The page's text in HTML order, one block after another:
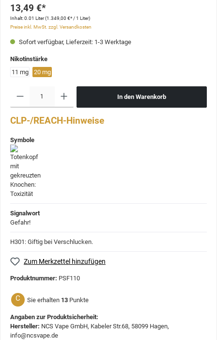
13,49 €*
Inhalt:0.01 Liter(1.349,00 €* / 1 Liter)
Preise inkl. MwSt. zzgl. Versandkosten
Sofort verfügbar, Lieferzeit: 1-3 Werktage
Nikotinstärke
11 mg
20 mg
In den Warenkorb
CLP-/REACH-Hinweise
Symbole
Signalwort
Gefahr!
H301: Giftig bei Verschlucken.
Zum Merkzettel hinzufügen
Produktnummer: PSF110
C Sie erhalten 13 Punkte
Angaben zur Produktsicherheit:
Hersteller: NCS Vape GmbH, Kabeler Str.68, 58099 Hagen,
info@ncsvape.de